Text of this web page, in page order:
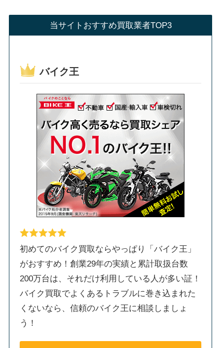
当サイトおすすめ買取業者TOP3
バイク王
初めてのバイク買取ならやっぱり「バイク王」
がおすすめ！創業29年の実績と累計取扱台数
200万台は、それだけ利用している人が多い証！
バイク買取でよくあるトラブルに巻き込まれた
くないなら、信頼のバイク王に相談しましょ
う！